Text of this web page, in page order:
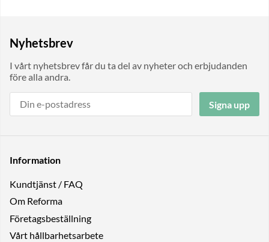
Nyhetsbrev
I vårt nyhetsbrev får du ta del av nyheter och erbjudanden
före alla andra.
Signa upp
Information
Kundtjänst / FAQ
Om Reforma
Företagsbeställning
Vårt hållbarhetsarbete